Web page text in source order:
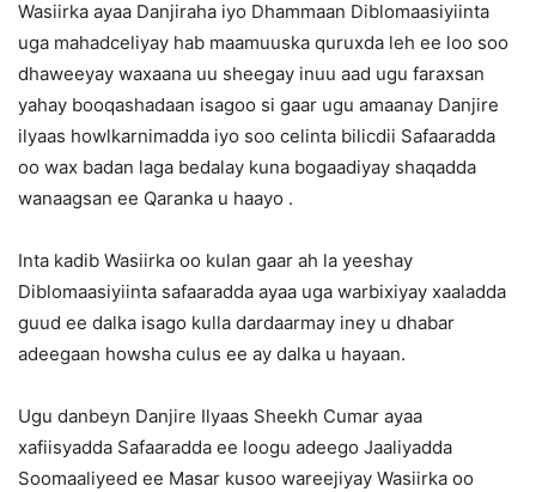
Wasiirka ayaa Danjiraha iyo Dhammaan Diblomaasiyiinta
uga mahadceliyay hab maamuuska quruxda leh ee loo soo
dhaweeyay waxaana uu sheegay inuu aad ugu faraxsan
yahay booqashadaan isagoo si gaar ugu amaanay Danjire
ilyaas howlkarnimadda iyo soo celinta bilicdii Safaaradda
oo wax badan laga bedalay kuna bogaadiyay shaqadda
wanaagsan ee Qaranka u haayo .
Inta kadib Wasiirka oo kulan gaar ah la yeeshay
Diblomaasiyiinta safaaradda ayaa uga warbixiyay xaaladda
guud ee dalka isago kulla dardaarmay iney u dhabar
adeegaan howsha culus ee ay dalka u hayaan.
Ugu danbeyn Danjire Ilyaas Sheekh Cumar ayaa
xafiisyadda Safaaradda ee loogu adeego Jaaliyadda
Soomaaliyeed ee Masar kusoo wareejiyay Wasiirka oo